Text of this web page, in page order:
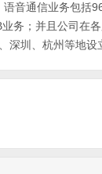
音通信业务包括
务；并且公司在
圳、杭州等地设